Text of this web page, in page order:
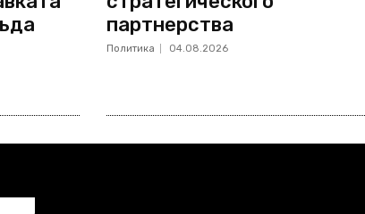
партнерства
Политика 04.08.2026